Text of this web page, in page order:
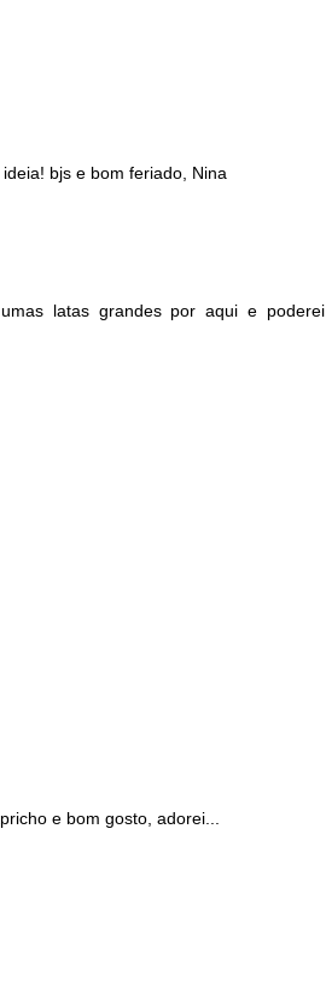
bjs e bom feriado, Nina
latas grandes por aqui e poderei
e bom gosto, adorei...